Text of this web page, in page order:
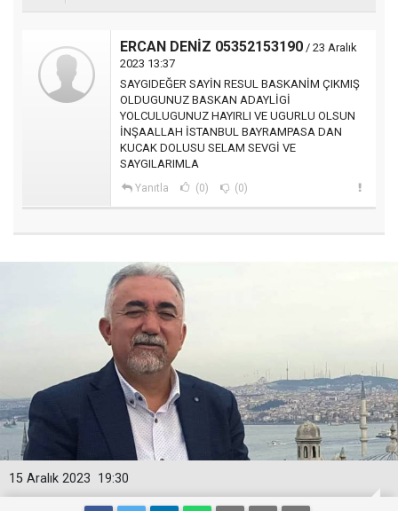
ERCAN DENİZ 05352153190 / 23 Aralık
2023 13:37
SAYGIDEĞER SAYİN RESUL BASKANİM ÇIKMIŞ
OLDUGUNUZ BASKAN ADAYLİGİ
YOLCULUGUNUZ HAYIRLI VE UGURLU OLSUN
İNŞAALLAH İSTANBUL BAYRAMPASA DAN
KUCAK DOLUSU SELAM SEVGİ VE
SAYGILARIMLA
Yanıtla (0) (0)
19:30
15 Aralık 2023